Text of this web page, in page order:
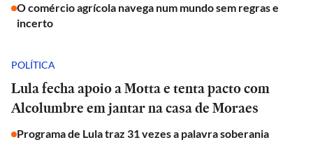
O comércio agrícola navega num mundo sem regras e
incerto
POLÍTICA
Lula fecha apoio a Motta e tenta pacto com
Alcolumbre em jantar na casa de Moraes
Programa de Lula traz 31 vezes a palavra soberania